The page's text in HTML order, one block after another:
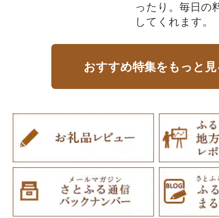
ったり。毎日の
してくれます。
おすすめ特集をもっと